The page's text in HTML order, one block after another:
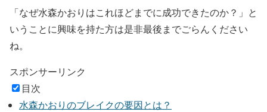
「なぜ水森かおりはこれほどまでに成功できたのか？」 と
いうことに興味を持た方は是非最後までごらんください
ね。
スポンサーリンク
目次
水森かおりのブレイクの要因とは？